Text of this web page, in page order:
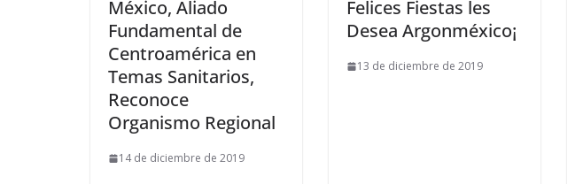
México, Aliado
Fundamental de
Centroamérica en
Temas Sanitarios,
Reconoce
Organismo Regional
14 de diciembre de 2019
Felices Fiestas les
Desea Argonméxico¡
13 de diciembre de 2019